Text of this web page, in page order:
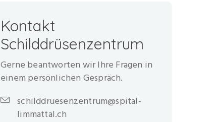
Kontakt
Schilddrüsenzentrum
Gerne beantworten wir Ihre Fragen in
einem persönlichen Gespräch.
schilddruesenzentrum@spital-
limmattal.ch